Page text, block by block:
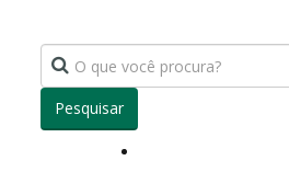
Pesquisar